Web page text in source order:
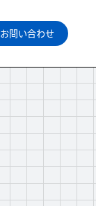
お問い合わせ